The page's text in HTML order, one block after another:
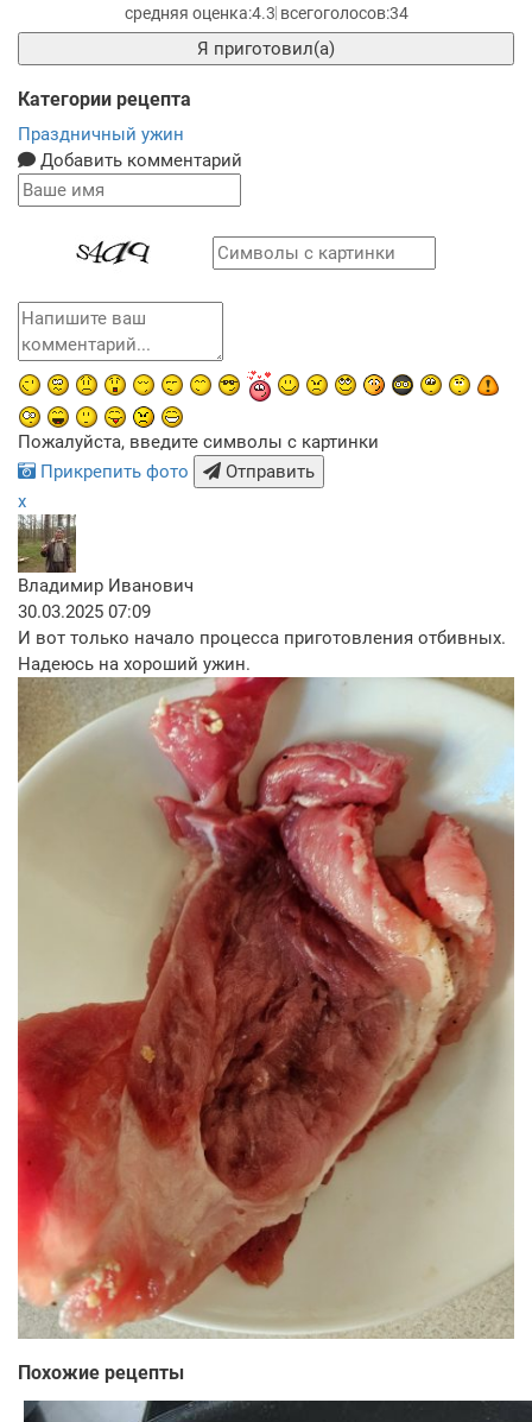
4.3 34
Я приготовил(а)
Категории рецепта
Праздничный ужин
Добавить комментарий
Пожалуйста, введите символы с картинки
Прикрепить фото
Отправить
x
Владимир Иванович
30.03.2025 07:09
И вот только начало процесса приготовления отбивных.
Надеюсь на хороший ужин.
Похожие рецепты